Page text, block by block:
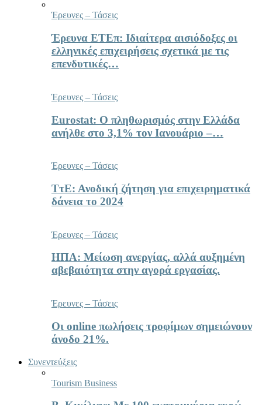
Έρευνες – Τάσεις
Έρευνα ΕΤΕπ: Ιδιαίτερα αισιόδοξες οι
ελληνικές επιχειρήσεις σχετικά με τις
επενδυτικές…
Έρευνες – Τάσεις
Eurostat: Ο πληθωρισμός στην Ελλάδα
ανήλθε στο 3,1% τον Ιανουάριο –…
Έρευνες – Τάσεις
ΤτΕ: Ανοδική ζήτηση για επιχειρηματικά
δάνεια το 2024
Έρευνες – Τάσεις
ΗΠΑ: Μείωση ανεργίας, αλλά αυξημένη
αβεβαιότητα στην αγορά εργασίας.
Έρευνες – Τάσεις
Οι online πωλήσεις τροφίμων σημειώνουν
άνοδο 21%.
Συνεντεύξεις
Tourism Business